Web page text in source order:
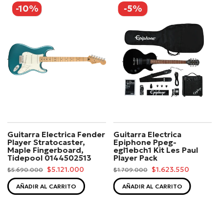
-10%
Guitarra Electrica Fender
Player Stratocaster,
Maple Fingerboard,
Tidepool 0144502513
$5.690.000 $5.121.000
AÑADIR AL CARRITO
-5%
Guitarra Electrica
Epiphone Ppeg-
egl1ebch1 Kit Les Paul
Player Pack
$1.709.000 $1.623.550
AÑADIR AL CARRITO